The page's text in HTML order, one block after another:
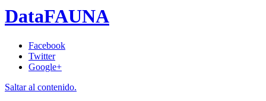
DataFAUNA
Facebook
Twitter
Google+
Saltar al contenido.